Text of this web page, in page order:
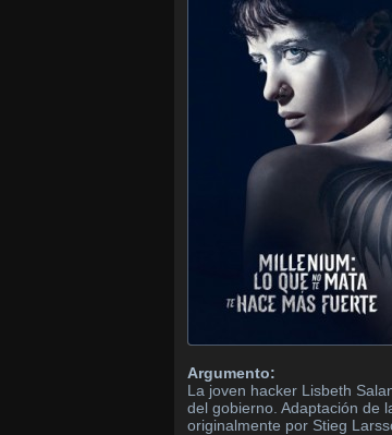
Argumento:
La joven hacker Lisbeth
del gobierno. Adaptación de
originalmente por Stieg